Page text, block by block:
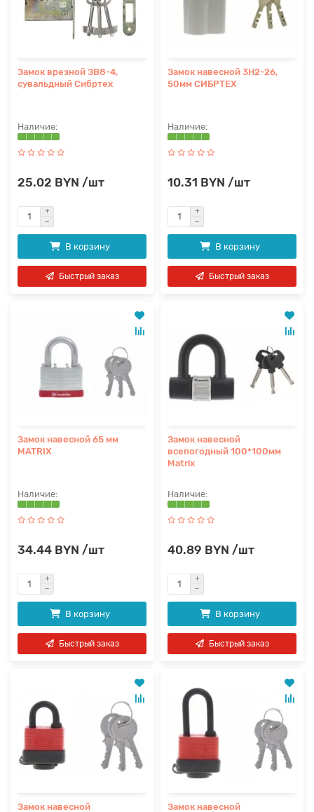
Замок врезной ЗВ8-4,
сувальдный Сибртех
25.02 BYN /шт
В корзину
Быстрый заказ
Замок навесной 3Н2-26,
50мм СИБРТЕХ
10.31 BYN /шт
В корзину
Быстрый заказ
Замок навесной 65 мм
MATRIX
34.44 BYN /шт
В корзину
Быстрый заказ
Замок навесной
всепогодный 100*100мм
Matrix
40.89 BYN /шт
В корзину
Быстрый заказ
Замок навесной Замок навесной